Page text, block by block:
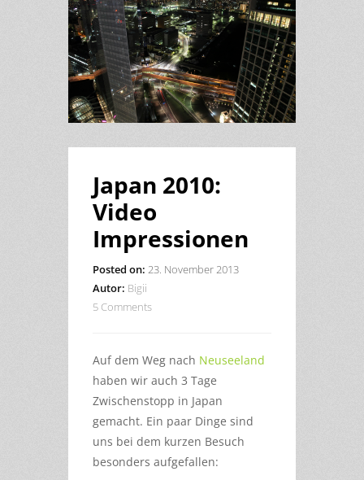
Japan 2010:
Video
Impressionen
Posted on: 23. November 2013
Autor: Bigii
5 Comments
Auf dem Weg nach Neuseeland
haben wir auch 3 Tage
Zwischenstopp in Japan
gemacht. Ein paar Dinge sind
uns bei dem kurzen Besuch
besonders aufgefallen: